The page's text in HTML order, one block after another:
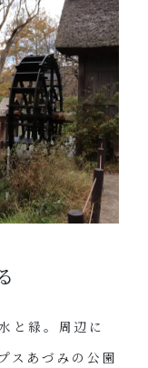
と緑。周辺に
スあづみの公園